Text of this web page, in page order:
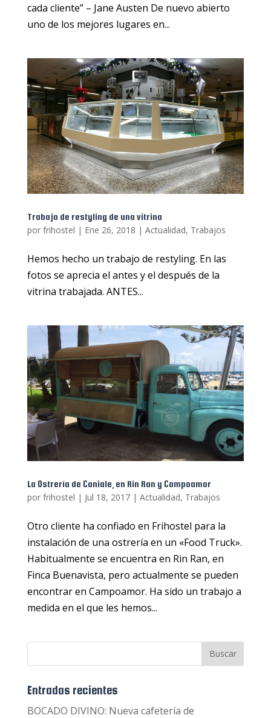
cada cliente” – Jane Austen De nuevo abierto
uno de los mejores lugares en...
Trabajo de restyling de una vitrina
por frihostel | Ene 26, 2018 | Actualidad, Trabajos
Hemos hecho un trabajo de restyling. En las
fotos se aprecia el antes y el después de la
vitrina trabajada. ANTES...
La Ostrería de Caniale, en Rin Ran y Campoamor
por frihostel | Jul 18, 2017| Actualidad, Trabajos
Otro cliente ha confiado en Frihostel para la
instalación de una ostrería en un «Food Truck».
Habitualmente se encuentra en Rin Ran, en
Finca Buenavista, pero actualmente se pueden
encontrar en Campoamor. Ha sido un trabajo a
medida en el que les hemos...
Entradas recientes
BOCADO DIVINO: Nueva cafetería de